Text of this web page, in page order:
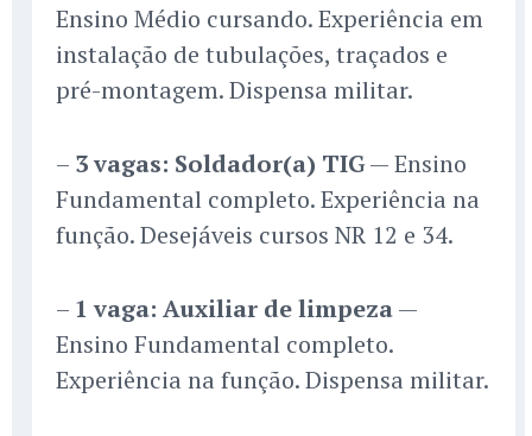
Ensino Médio cursando. Experiência em
instalação de tubulações, traçados e
pré-montagem. Dispensa militar.
– 3 vagas: Soldador(a) TIG— Ensino
Fundamental completo. Experiência na
função. Desejáveis cursos NR 12 e 34.
– 1 vaga: Auxiliar de limpeza—
Ensino Fundamental completo.
Experiência na função. Dispensa militar.